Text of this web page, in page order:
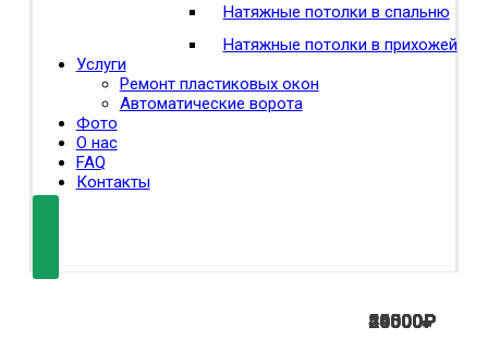
Натяжные потолки в спальню
Натяжные потолки в прихожей
Услуги
Ремонт пластиковых окон
Автоматические ворота
Фото
О нас
FAQ
Контакты
45500₽
40500₽
56000₽
24000₽
20500₽
29000₽